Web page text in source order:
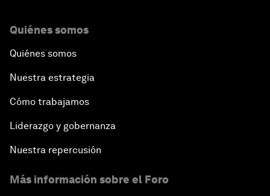
Quiénes somos
Quiénes somos
Nuestra estrategia
Cómo trabajamos
Liderazgo y gobernanza
Nuestra repercusión
Más información sobre el Foro